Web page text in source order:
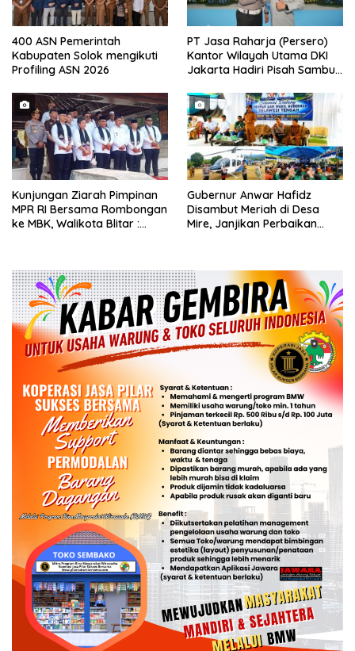
400 ASN Pemerintah
Kabupaten Solok mengikuti
Profiling ASN 2026
PT Jasa Raharja (Persero)
Kantor Wilayah Utama DKI
Jakarta Hadiri Pisah Sambut
Metro Jaya
Kunjungan Ziarah Pimpinan
MPR RI Bersama Rombongan
ke MBK, Walikota Blitar :
Gubernur Anwar Hafidz
Disambut Meriah di Desa
Mire, Janjikan Perbaikan